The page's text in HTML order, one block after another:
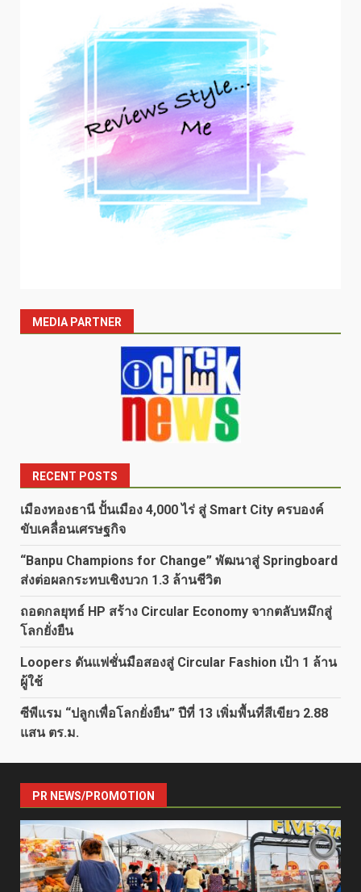
MEDIA PARTNER
RECENT POSTS
เมืองทองธานี ปั้นเมือง 4,000 ไร่ สู่ Smart City ครบองค์
ขับเคลื่อนเศรษฐกิจ
“Banpu Champions for Change” พัฒนาสู่ Springboard
ส่งต่อผลกระทบเชิงบวก 1.3 ล้านชีวิต
ถอดกลยุทธ์ HP สร้าง Circular Economy จากตลับหมึกสู่
โลกยั่งยืน
Loopers ดันแฟชั่นมือสองสู่ Circular Fashion เป้า 1 ล้าน
ผู้ใช้
ซีพีแรม “ปลูกเพื่อโลกยั่งยืน” ปีที่ 13 เพิ่มพื้นที่สีเขียว 2.88
แสน ตร.ม.
PR NEWS/PROMOTION